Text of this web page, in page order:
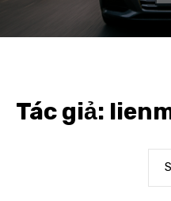
Tác giả: